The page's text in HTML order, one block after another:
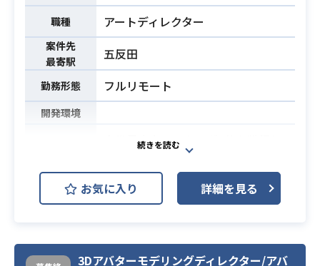
職種 アートディレクター
案件先
最寄駅
五反田
勤務形態 フルリモート
開発環境
全世界売上ランキング1位を獲得し、
世界が注目する企業にて
既存・新規タイトル開発プロジェク
ト等いづれかにおいて、
界観・コンセプト作り、キャラクタ
お気に入り 詳細を見る
3Dアバターモデリングディレクター/アバ